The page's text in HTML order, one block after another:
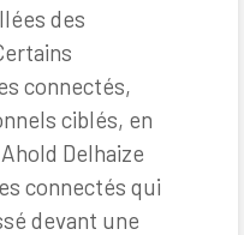
des
connectés,
ciblés, en
Delhaize
connectés qui
devant une